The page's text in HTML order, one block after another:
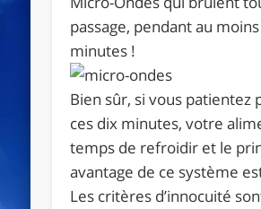
passage, pendant au
minutes !
Bien sûr, si vous patientez
ces dix minutes, votre
temps de refroidir et le
avantage de ce système
Les critères d’innocuité